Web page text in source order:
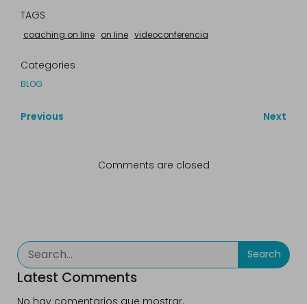
TAGS
coaching on line on line videoconferencia
Categories
BLOG
Previous Next
Comments are closed
Search
Latest Comments
No hay comentarios que mostrar.